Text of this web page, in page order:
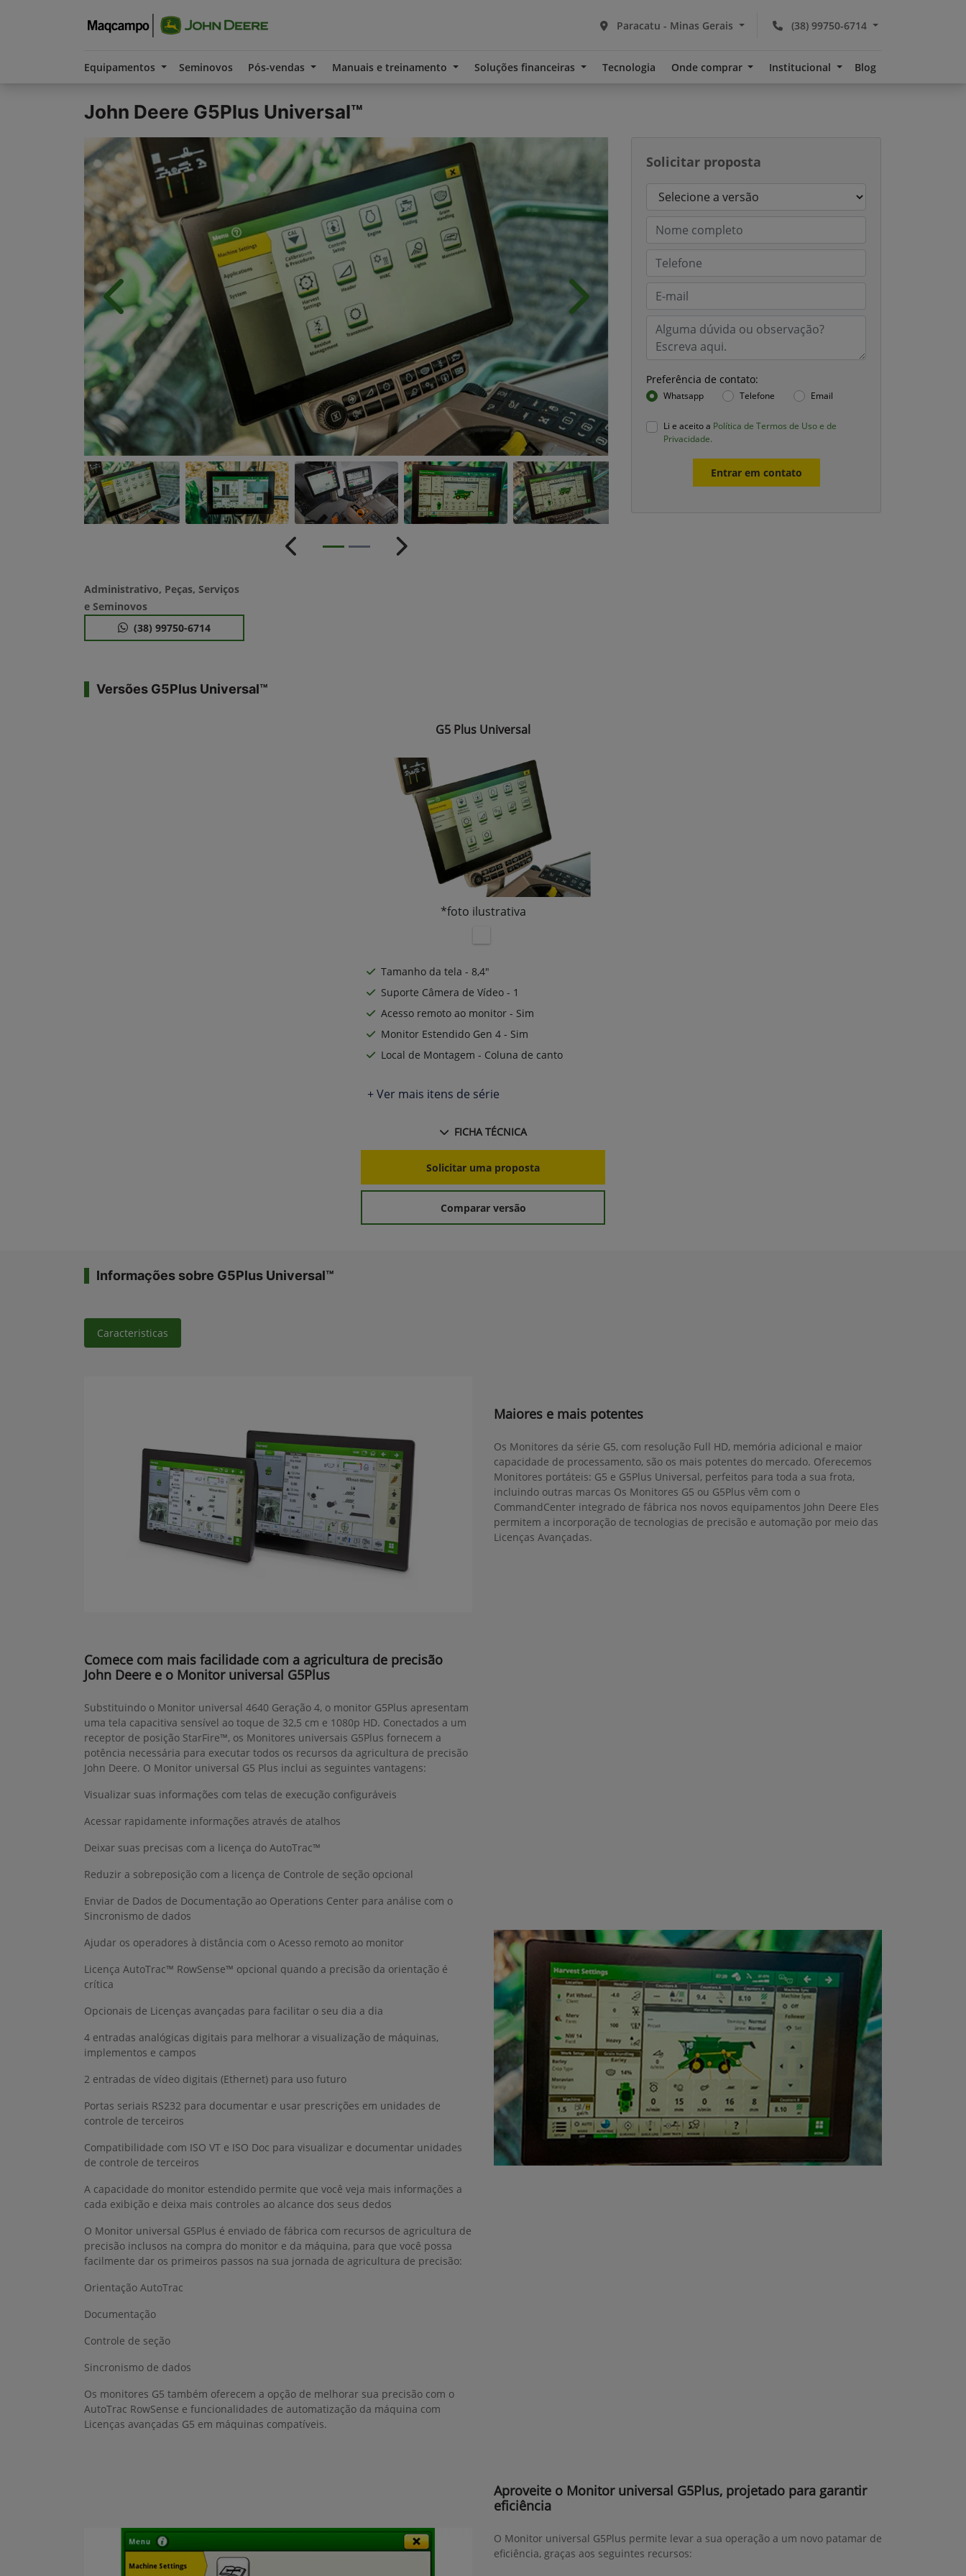
(38) 99750-6714
Paracatu - Minas Gerais
Equipamentos Seminovos Pós-vendas Manuais e treinamento Soluções financeiras Tecnologia Onde comprar Institucional Blog
John Deere G5Plus Universal™
Solicitar proposta
Preferência de contato:
Whatsapp Telefone Email
Li e aceito a Política de Termos de Uso e de
Privacidade.
Entrar em contato
Anterior Próximo
Anterior Próximo
Administrativo, Peças, Serviços
e Seminovos
(38) 99750-6714
Versões G5Plus Universal™
G5 Plus Universal
*foto ilustrativa
Tamanho da tela - 8,4"
Suporte Câmera de Vídeo - 1
Acesso remoto ao monitor - Sim
Monitor Estendido Gen 4 - Sim
Local de Montagem - Coluna de canto
+ Ver mais itens de série
FICHA TÉCNICA
Solicitar uma proposta
Comparar versão
Informações sobre G5Plus Universal™
Caracteristicas
Maiores e mais potentes
Os Monitores da série G5, com resolução Full HD, memória adicional e maior
capacidade de processamento, são os mais potentes do mercado. Oferecemos
Monitores portáteis: G5 e G5Plus Universal, perfeitos para toda a sua frota,
incluindo outras marcas Os Monitores G5 ou G5Plus vêm com o
CommandCenter integrado de fábrica nos novos equipamentos John Deere Eles
permitem a incorporação de tecnologias de precisão e automação por meio das
Licenças Avançadas.
Comece com mais facilidade com a agricultura de precisão
John Deere e o Monitor universal G5Plus
Substituindo o Monitor universal 4640 Geração 4, o monitor G5Plus apresentam
uma tela capacitiva sensível ao toque de 32,5 cm e 1080p HD. Conectados a um
receptor de posição StarFire™, os Monitores universais G5Plus fornecem a
potência necessária para executar todos os recursos da agricultura de precisão
John Deere. O Monitor universal G5 Plus inclui as seguintes vantagens:
Visualizar suas informações com telas de execução configuráveis
Acessar rapidamente informações através de atalhos
Deixar suas precisas com a licença do AutoTrac™
Reduzir a sobreposição com a licença de Controle de seção opcional
Enviar de Dados de Documentação ao Operations Center para análise com o
Sincronismo de dados
Ajudar os operadores à distância com o Acesso remoto ao monitor
Licença AutoTrac™ RowSense™ opcional quando a precisão da orientação é
crítica
Opcionais de Licenças avançadas para facilitar o seu dia a dia
4 entradas analógicas digitais para melhorar a visualização de máquinas,
implementos e campos
2 entradas de vídeo digitais (Ethernet) para uso futuro
Portas seriais RS232 para documentar e usar prescrições em unidades de
controle de terceiros
Compatibilidade com ISO VT e ISO Doc para visualizar e documentar unidades
de controle de terceiros
A capacidade do monitor estendido permite que você veja mais informações a
cada exibição e deixa mais controles ao alcance dos seus dedos
O Monitor universal G5Plus é enviado de fábrica com recursos de agricultura de
precisão inclusos na compra do monitor e da máquina, para que você possa
facilmente dar os primeiros passos na sua jornada de agricultura de precisão:
Orientação AutoTrac
Documentação
Controle de seção
Sincronismo de dados
Os monitores G5 também oferecem a opção de melhorar sua precisão com o
AutoTrac RowSense e funcionalidades de automatização da máquina com
Licenças avançadas G5 em máquinas compatíveis.
Aproveite o Monitor universal G5Plus, projetado para garantir
eficiência
O Monitor universal G5Plus permite levar a sua operação a um novo patamar de
eficiência, graças aos seguintes recursos: